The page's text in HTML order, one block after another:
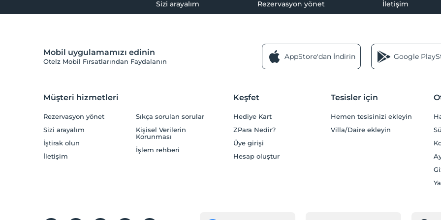
Sizi arayalım Rezervasyon yönet İletişim
Mobil uygulamamızı edinin
Otelz Mobil Fırsatlarından Faydalanın
AppStore'dan İndirin Google
Müşteri hizmetleri
Rezervasyon yönet
Sizi arayalım
İştirak olun
İletişim
Sıkça sorulan sorular
Kişisel Verilerin
Korunması
İşlem rehberi
Keşfet
Hediye Kart
ZPara Nedir?
Üye girişi
Hesap oluştur
Tesisler için
Hemen tesisinizi ekleyin
Villa/Daire ekleyin